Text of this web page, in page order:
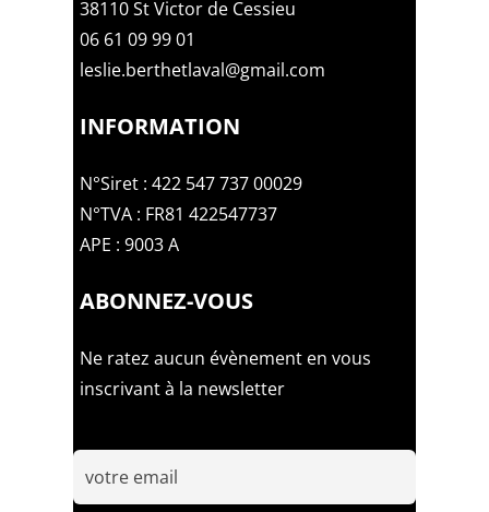
38110 St Victor de Cessieu
06 61 09 99 01
leslie.berthetlaval@gmail.com
INFORMATION
N°Siret : 422 547 737 00029
N°TVA : FR81 422547737
APE : 9003 A
ABONNEZ-VOUS
Ne ratez aucun évènement en vous
inscrivant à la newsletter